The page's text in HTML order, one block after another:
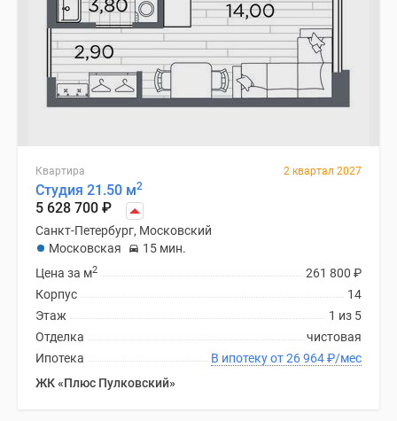
Квартира 2 квартал 2027
Студия 21.50 м2
5 628 700 ₽
Санкт-Петербург, Московский
Московская
15 мин.
261 800 ₽
Цена за м2
14
Корпус
1 из 5
Этаж
чистовая
Отделка
В ипотеку от 26 964₽/мес
Ипотека
ЖК «Плюс Пулковский»